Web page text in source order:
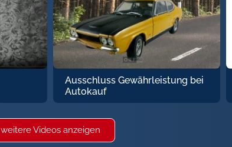
Ausschluss Gewährleistung bei
Autokauf
weitere Videos anzeigen